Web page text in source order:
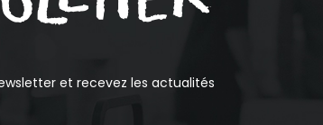
et recevez les actualités